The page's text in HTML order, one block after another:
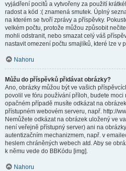
vyjádření pocitů a vytvořeny za použití
radost a kód :( znamená smutek. Úplný
na kterém se tvoří zprávy a příspěvky.
velkém počtu, protože můžou způsobit
mohli odstranit, nebo smazat celý váš
nastavit omezení počtu smajlíků, které lze v
Nahoru
Můžu do příspěvků přidávat obrázky?
Ano, obrázky můžou být ve vašich
povolil ve fóru používání příloh, budete moci
opačném případě musíte odkázat na
přístupném webovém serveru, např. http://
Nemůžete odkázat na obrázek uložený ve
není veřejně přístupný server) ani na
autentizačním mechanizmem, např. v
heslem chráněných webech atd. Aby se
k němu vede do BBKódu [img].
Nahoru